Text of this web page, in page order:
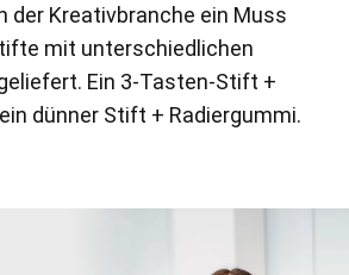
der Kreativbranche ein Muss
mit unterschiedlichen
Ein 3-Tasten-Stift +
dünner Stift + Radiergummi.